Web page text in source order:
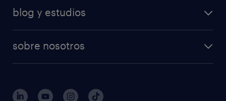
blog y estudios
sobre nosotros